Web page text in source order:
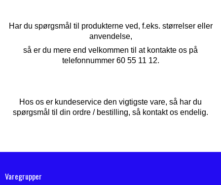
Har du spørgsmål til produkterne ved, f.eks. størrelser eller
anvendelse,
så er du mere end velkommen til at kontakte os på
telefonnummer 60 55 11 12.
Hos os er kundeservice den vigtigste vare, så har du
spørgsmål til din ordre / bestilling, så kontakt os endelig.
Varegrupper